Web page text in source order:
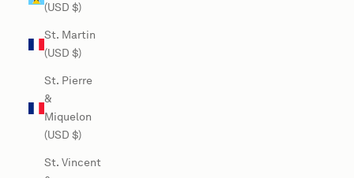
(USD $)
St. Martin
(USD $)
St. Pierre
&
Miquelon
(USD $)
St. Vincent